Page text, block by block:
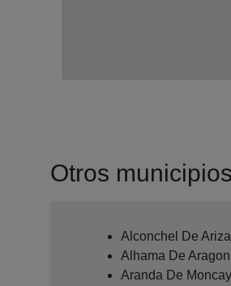
Otros
Alconchel De Ariza
Alhama De Aragon
Aranda De